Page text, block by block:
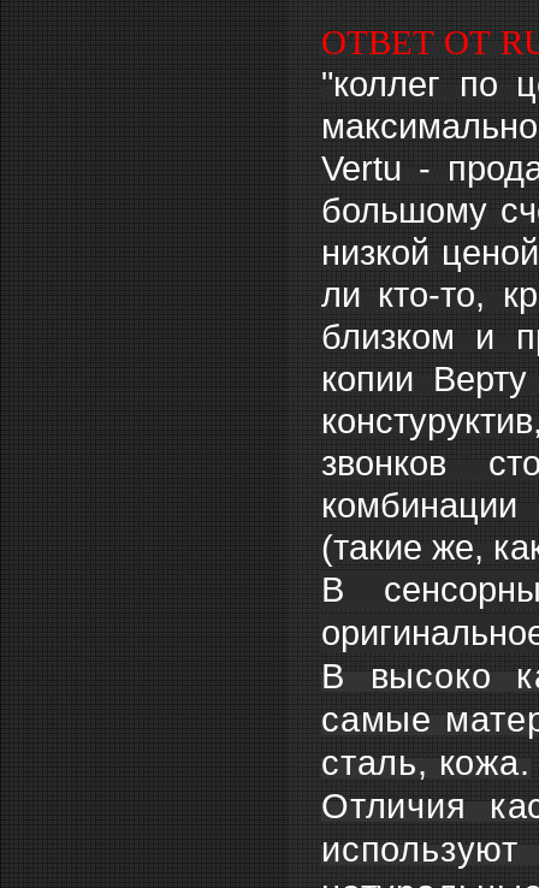
ОТВЕТ ОТ
"коллег по
Vertu -
большому
низкой
ли кто-то,
близком и
копии
звонков
(такие же,
В
В высоко
самые
сталь, кожа.
Отличия